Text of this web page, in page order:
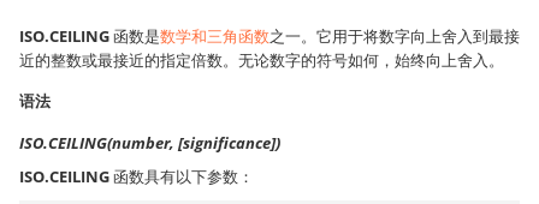
ISO.CEILING函数是数学和三角函数之一。它用于将数字向上舍入到最接
近的整数或最接近的指定倍数。无论数字的符号如何，始终向上舍入。
语法
ISO.CEILING(number, [significance])
ISO.CEILING函数具有以下参数：